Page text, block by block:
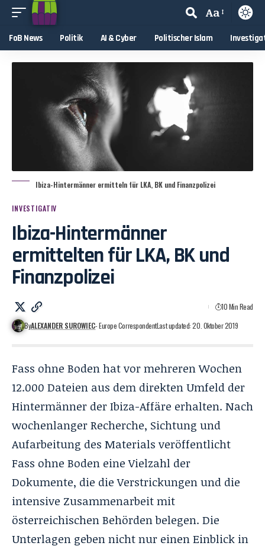
Aa
FoB News Politik AI & Cyber Politischer Islam
Ibiza-Hintermänner ermitteln für LKA, BK und Finanzpolizei
INVESTIGATIV
Ibiza-Hintermänner
ermittelten für LKA, BK und
Finanzpolizei
ByALEXANDER SUROWIEC- Europe CorrespondentLast updated: 20. Oktober 2019
10 Min Read
Fass ohne Boden hat vor mehreren Wochen
12.000 Dateien aus dem direkten Umfeld der
Hintermänner der Ibiza-Affäre erhalten. Nach
wochenlanger Recherche, Sichtung und
Aufarbeitung des Materials veröffentlicht
Fass ohne Boden eine Vielzahl der
Dokumente, die die Verstrickungen und die
intensive Zusammenarbeit mit
österreichischen Behörden belegen. Die
Unterlagen geben nicht nur einen Einblick in